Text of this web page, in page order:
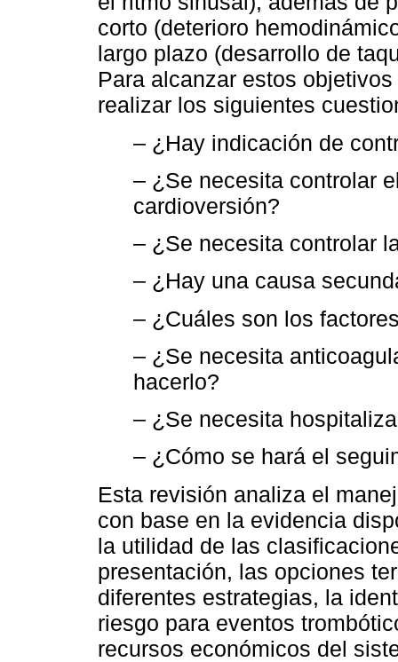
corto (deterioro
largo plazo (desarrollo de
Para alcanzar estos
realizar los siguientes
– ¿Hay indicación de
– ¿Se necesita controlar
cardioversión?
– ¿Se necesita controlar
– ¿Hay una causa
– ¿Cuáles son los
– ¿Se necesita
hacerlo?
– ¿Se necesita
– ¿Cómo se hará el
Esta revisión analiza el
con base en la evidencia
la utilidad de las
presentación, las opciones
diferentes estrategias, la
riesgo para eventos
recursos económicos del